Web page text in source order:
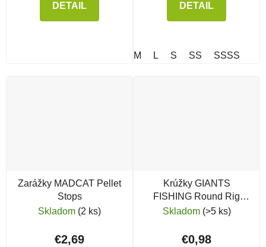
DETAIL DETAIL
M L S SS SSSS
Zarážky MADCAT Pellet
Stops
Skladom (2 ks)
€2,69
Krúžky GIANTS
FISHING Round Rig
Ring
Skladom (>5 ks)
€0,98